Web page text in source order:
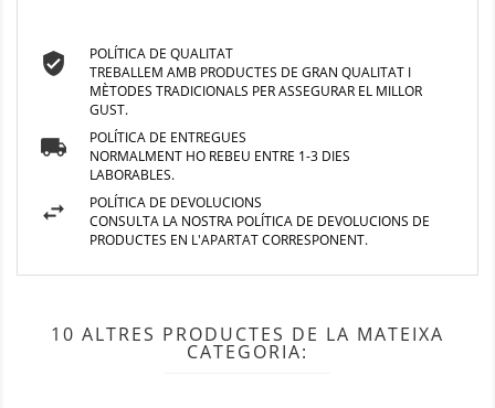
POLÍTICA DE QUALITAT
TREBALLEM AMB PRODUCTES DE GRAN QUALITAT I
MÈTODES TRADICIONALS PER ASSEGURAR EL MILLOR
GUST.
POLÍTICA DE ENTREGUES
NORMALMENT HO REBEU ENTRE 1-3 DIES
LABORABLES.
POLÍTICA DE DEVOLUCIONS
CONSULTA LA NOSTRA POLÍTICA DE DEVOLUCIONS DE
PRODUCTES EN L'APARTAT CORRESPONENT.
10 ALTRES PRODUCTES DE LA MATEIXA
CATEGORIA: